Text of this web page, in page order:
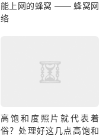
能上网的蜂窝 —— 蜂窝网
络
高饱和度照片就代表着
俗？处理好这几点高饱和